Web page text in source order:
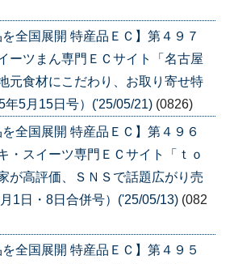
を全国展開 特産品ＥＣ】第４９７
ツまん専門ＥＣサイト「名古屋
食材にこだわり、お取り寄せ特
年5月15日号）('25/05/21) (0826)
を全国展開 特産品ＥＣ】第４９６
スイーツ専門ＥＣサイト「ｔｏ
が高評価、ＳＮＳで話題広がり売
1日・8日合併号）('25/05/13) (082
を全国展開 特産品ＥＣ】第４９５